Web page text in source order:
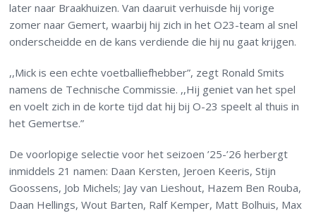
later naar Braakhuizen. Van daaruit verhuisde hij vorige
zomer naar Gemert, waarbij hij zich in het O23-team al snel
onderscheidde en de kans verdiende die hij nu gaat krijgen.
,,Mick is een echte voetballiefhebber”, zegt Ronald Smits
namens de Technische Commissie. ,,Hij geniet van het spel
en voelt zich in de korte tijd dat hij bij O-23 speelt al thuis in
het Gemertse.”
De voorlopige selectie voor het seizoen ’25-’26 herbergt
inmiddels 21 namen: Daan Kersten, Jeroen Keeris, Stijn
Goossens, Job Michels; Jay van Lieshout, Hazem Ben Rouba,
Daan Hellings, Wout Barten, Ralf Kemper, Matt Bolhuis, Max